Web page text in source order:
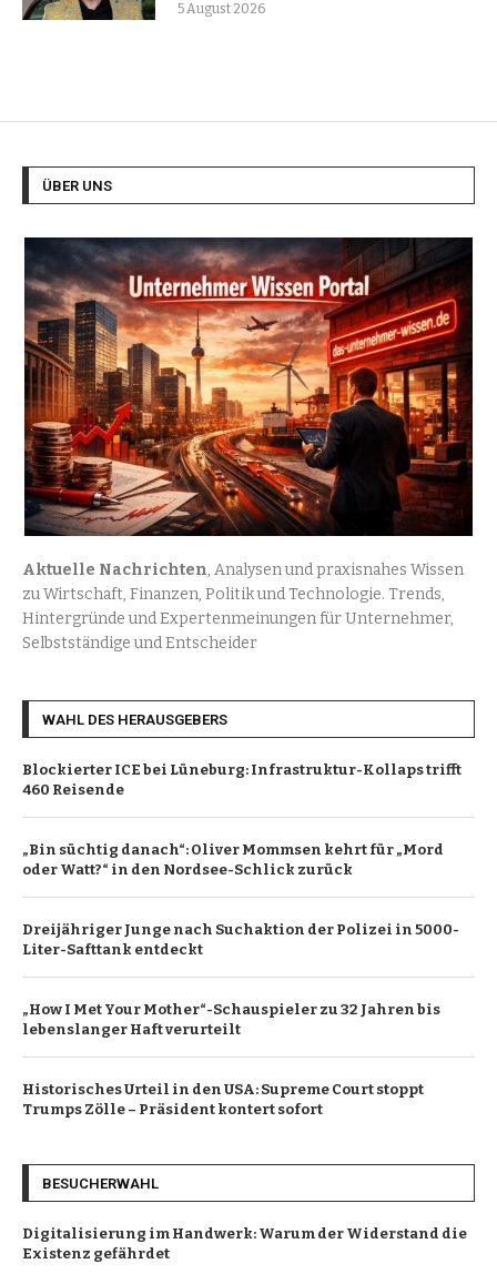
5 August 2026
ÜBER UNS
Aktuelle Nachrichten, Analysen und praxisnahes Wissen
zu Wirtschaft, Finanzen, Politik und Technologie. Trends,
Hintergründe und Expertenmeinungen für Unternehmer,
Selbstständige und Entscheider
WAHL DES HERAUSGEBERS
Blockierter ICE bei Lüneburg: Infrastruktur-Kollaps trifft
460 Reisende
„Bin süchtig danach“: Oliver Mommsen kehrt für „Mord
oder Watt?“ in den Nordsee-Schlick zurück
Dreijähriger Junge nach Suchaktion der Polizei in 5000-
Liter-Safttank entdeckt
„How I Met Your Mother“-Schauspieler zu 32 Jahren bis
lebenslanger Haft verurteilt
Historisches Urteil in den USA: Supreme Court stoppt
Trumps Zölle – Präsident kontert sofort
BESUCHERWAHL
Digitalisierung im Handwerk: Warum der Widerstand die
Existenz gefährdet